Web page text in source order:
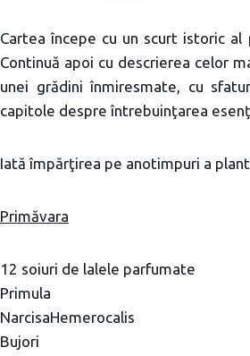
Cartea începe cu un scurt istoric
Continuă apoi cu descrierea celor
unei grădini înmiresmate, cu
capitole despre întrebuinţarea
Iată împărţirea pe anotimpuri a
Primăvara
12 soiuri de lalele parfumate
Primula
NarcisaHemerocalis
Bujori